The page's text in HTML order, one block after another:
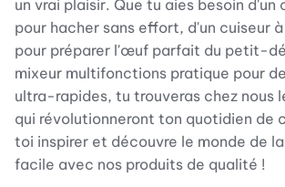
un vrai plaisir. Que tu aies besoin
pour hacher sans effort, d'un cuiseur
pour préparer l'œuf parfait du petit-
mixeur multifonctions pratique pour
ultra-rapides, tu trouveras chez nous
qui révolutionneront ton quotidien de
toi inspirer et découvre le monde de
facile avec nos produits de qualité !